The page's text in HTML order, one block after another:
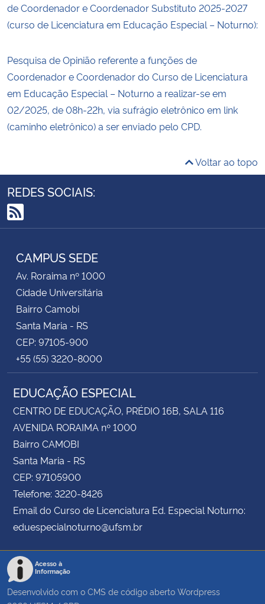
de Coordenador e Coordenador Substituto 2025-2027
(curso de Licenciatura em Educação Especial – Noturno):
Pesquisa de Opinião referente a funções de
Coordenador e Coordenador do Curso de Licenciatura
em Educação Especial – Noturno a realizar-se em
02/2025, de 08h-22h, via sufrágio eletrônico em link
(caminho eletrônico) a ser enviado pelo CPD.
Voltar ao topo
REDES SOCIAIS:
RSS
CAMPUS SEDE
Av. Roraima nº 1000
Cidade Universitária
Bairro Camobi
Santa Maria - RS
CEP: 97105-900
+55 (55) 3220-8000
EDUCAÇÃO ESPECIAL
CENTRO DE EDUCAÇÃO, PRÉDIO 16B, SALA 116
AVENIDA RORAIMA nº 1000
Bairro CAMOBI
Santa Maria - RS
CEP: 97105900
Telefone: 3220-8426
Email do Curso de Licenciatura Ed. Especial Noturno:
eduespecialnoturno@ufsm.br
Acesso à
Informação
Desenvolvido com o CMS de código aberto Wordpress